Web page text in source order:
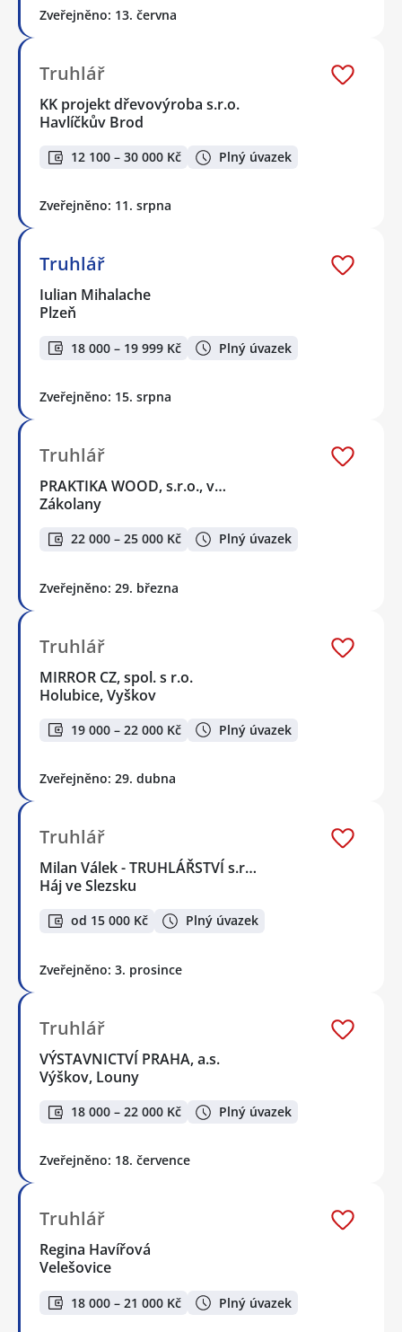
Zveřejněno: 13. června
Truhlář
KK projekt dřevovýroba s.r.o.
Havlíčkův Brod
12 100 – 30 000 Kč Plný úvazek
Zveřejněno: 11. srpna
Truhlář
Iulian Mihalache
Plzeň
18 000 – 19 999 Kč Plný úvazek
Zveřejněno: 15. srpna
Truhlář
PRAKTIKA WOOD, s.r.o., v…
Zákolany
22 000 – 25 000 Kč Plný úvazek
Zveřejněno: 29. března
Truhlář
MIRROR CZ, spol. s r.o.
Holubice, Vyškov
19 000 – 22 000 Kč Plný úvazek
Zveřejněno: 29. dubna
Truhlář
Milan Válek - TRUHLÁŘSTVÍ s.r…
Háj ve Slezsku
od 15 000 Kč Plný úvazek
Zveřejněno: 3. prosince
Truhlář
VÝSTAVNICTVÍ PRAHA, a.s.
Výškov, Louny
18 000 – 22 000 Kč Plný úvazek
Zveřejněno: 18. července
Truhlář
Regina Havířová
Velešovice
18 000 – 21 000 Kč Plný úvazek